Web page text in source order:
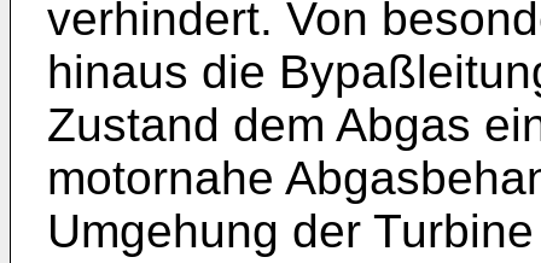
verhindert. Von
hinaus die
Zustand dem Abgas
motornahe
Umgehung der